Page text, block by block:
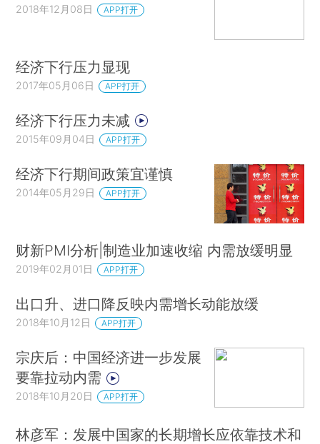
2018年12月08日 APP打开
经济下行压力显现
2017年05月06日 APP打开
经济下行压力未减
2015年09月04日 APP打开
经济下行期间政策宜谨慎
2014年05月29日 APP打开
财新PMI分析|制造业加速收缩 内需放缓明显
2019年02月01日 APP打开
出口升、进口降反映内需增长动能放缓
2018年10月12日 APP打开
宗庆后：中国经济进一步发展
要靠拉动内需
2018年10月20日 APP打开
林彦军：发展中国家的长期增长应依靠技术和